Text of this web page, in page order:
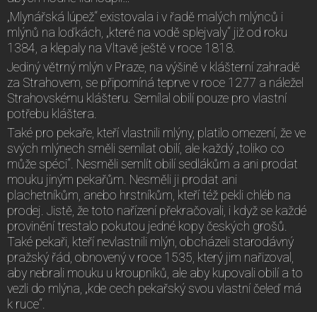
„Mlynářská lúpež“ existovala i v řadě malých mlýnců i
mlýnů na loďkách, „které na vodě splejvaly“ již od roku
1384, a klepaly na Vltavě ještě v roce 1818.
Jediný větrný mlýn v Praze, na výšině v klášterní zahradě
za Strahovem, se připomíná teprve v roce 1277 a náležel
Strahovskému klášteru. Semílal obilí pouze pro vlastní
potřebu kláštera.
Také pro pekaře, kteří vlastnili mlýny, platilo omezení, že ve
svých mlýnech směli semílat obilí, ale každý „toliko co
může spéci“. Nesměli semlít obilí sedlákům a ani prodat
mouku jiným pekařům. Nesměli ji prodat ani
plachetníkům, anebo hrstníkům, kteří též pekli chléb na
prodej. Jistě, že toto nařízení překračovali, i když se každé
provinění trestalo pokutou jedné kopy českých grošů.
Také pekaři, kteří nevlastnili mlýn, obcházeli starodávný
pražský řád, obnovený v roce 1535, který jim nařizoval,
aby nebrali mouku u kroupníků, ale aby kupovali obilí a to
vezli do mlýna, „kde cech pekařský svou vlastní čeleď má
k ruce“.